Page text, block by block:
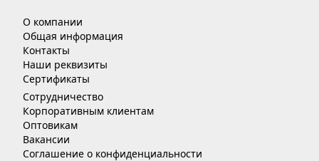
О компании
Общая информация
Контакты
Наши реквизиты
Сертификаты
Сотрудничество
Корпоративным клиентам
Оптовикам
Вакансии
Соглашение о конфиденциальности